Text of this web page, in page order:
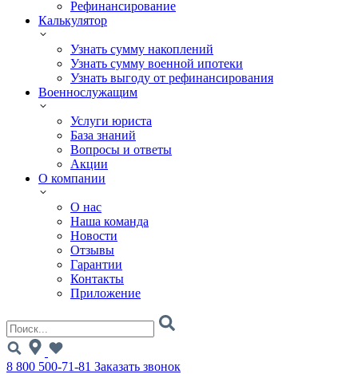
Рефинансирование
Калькулятор
Узнать сумму накоплений
Узнать сумму военной ипотеки
Узнать выгоду от рефинансирования
Военнослужащим
Услуги юриста
База знаний
Вопросы и ответы
Акции
О компании
О нас
Наша команда
Новости
Отзывы
Гарантии
Контакты
Приложение
8 800 500-71-81 Заказать звонок